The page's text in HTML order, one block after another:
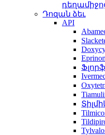
Դոզան ձեւ
API